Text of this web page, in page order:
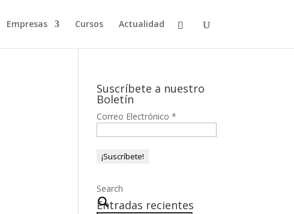
Empresas Cursos Actualidad
Suscríbete a nuestro
Boletín
Correo Electrónico*
Search
Entradas recientes